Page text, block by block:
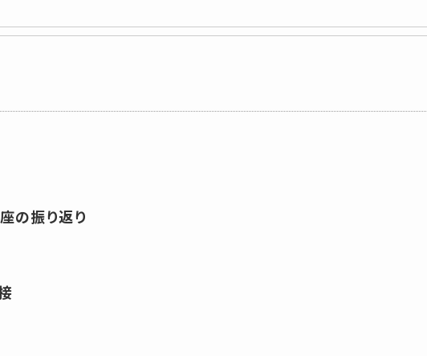
の振り返り